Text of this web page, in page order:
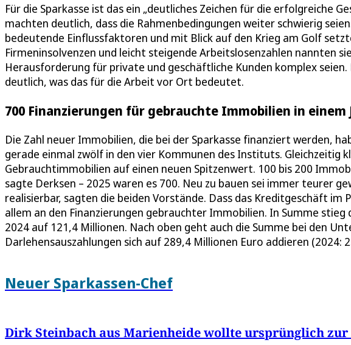
Für die Sparkasse ist das ein „deutliches Zeichen für die erfolgreiche
machten deutlich, dass die Rahmenbedingungen weiter schwierig
bedeutende Einflussfaktoren und mit Blick auf den Krieg am Golf
Firmeninsolvenzen und leicht steigende Arbeitslosenzahlen nannten
Herausforderung für private und geschäftliche Kunden komplex
deutlich, was das für die Arbeit vor Ort bedeutet.
700 Finanzierungen für gebrauchte Immobilien in einem
Die Zahl neuer Immobilien, die bei der Sparkasse finanziert werden,
gerade einmal zwölf in den vier Kommunen des Instituts. Gleichzeitig
Gebrauchtimmobilien auf einen neuen Spitzenwert. 100 bis 200
sagte Derksen – 2025 waren es 700. Neu zu bauen sei immer teurer
realisierbar, sagten die beiden Vorstände. Dass das Kreditgeschäft
allem an den Finanzierungen gebrauchter Immobilien. In Summe stieg
2024 auf 121,4 Millionen. Nach oben geht auch die Summe bei den
Darlehensauszahlungen sich auf 289,4 Millionen Euro addieren (2024:
Neuer Sparkassen-Chef
Dirk Steinbach aus Marienheide wollte ursprünglich